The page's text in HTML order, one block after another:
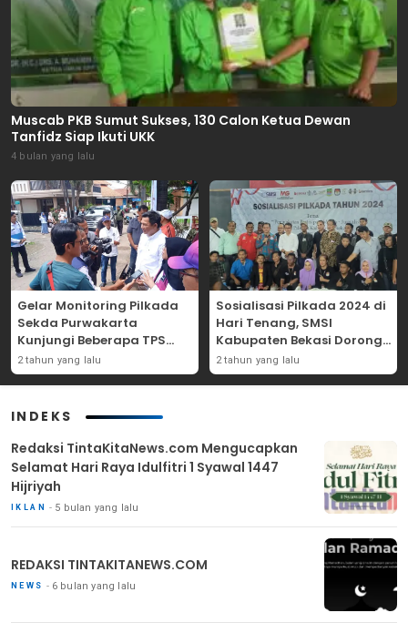
Muscab PKB Sumut Sukses, 130 Calon Ketua Dewan
Tanfidz Siap Ikuti UKK
4 bulan yang lalu
Gelar Monitoring Pilkada
Sekda Purwakarta
Kunjungi Beberapa TPS
Yang Ada Di Purwakarta
2 tahun yang lalu
Sosialisasi Pilkada 2024 di
Hari Tenang, SMSI
Kabupaten Bekasi Dorong
Angka Partisipasi
Masyarakat
2 tahun yang lalu
INDEKS
Redaksi TintaKitaNews.com Mengucapkan
Selamat Hari Raya Idulfitri 1 Syawal 1447
Hijriyah
IKLAN 5 bulan yang lalu
REDAKSI TINTAKITANEWS.COM
NEWS 6 bulan yang lalu